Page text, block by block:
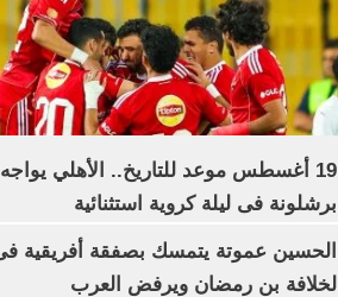
19 أغسطس موعد للتاريخ.. الأهلي يواجه
برشلونة فى ليلة كروية استثنائية
الحسين عموتة يتمسك بصفقة أفريقية
لخلافة بن رمضان ويرفض العرب